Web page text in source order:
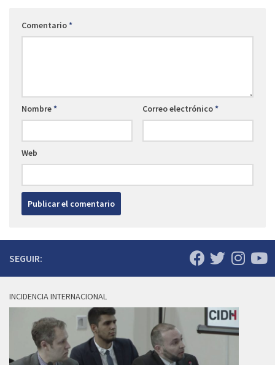
Comentario*
Nombre* Correo electrónico*
Web
SEGUIR:
INCIDENCIA INTERNACIONAL